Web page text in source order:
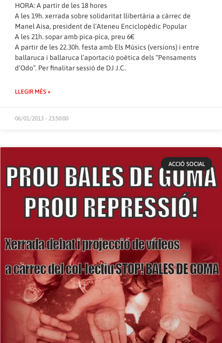
HORA: A partir de les 18 hores
A les 19h. xerrada sobre solidaritat llibertària a càrrec de
Manel Aisa, president de l’Ateneu Enciclopèdic Popular
A les 21h. sopar amb pica-pica, preu 6€
A partir de les 22.30h. festa amb Els Músics (versions) i entre
ballaruca i ballaruca l’aportació poètica dels “Pensaments
d’Odo”. Per finalitar sessió de DJ J.C.
LLEGIR MÉS »
06/01/2013 - 23:50:00
ACCIÓ SOCIAL